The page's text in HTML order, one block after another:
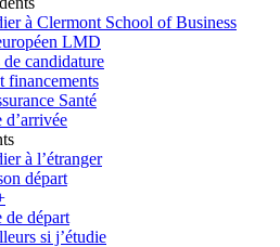
à Clermont School of Business
LMD
de candidature
financements
Santé
d’arrivée
à l’étranger
départ
de départ
si j’étudie